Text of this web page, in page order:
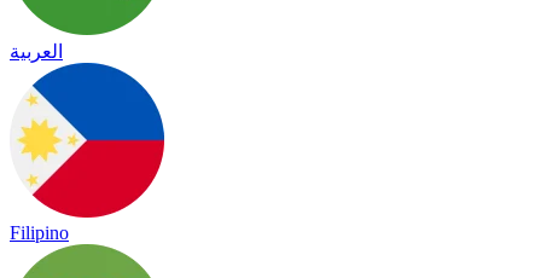
العربية
Filipino